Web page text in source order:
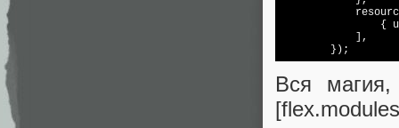
{
            ],
Вся